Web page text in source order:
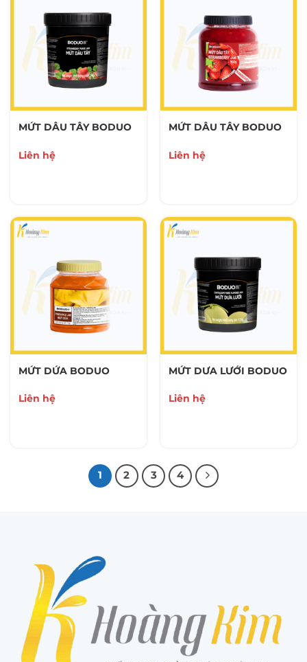
MỨT DÂU TÂY BODUO
Liên hệ
MỨT DÂU TÂY BODUO
Liên hệ
MỨT DỨA BODUO
Liên hệ
MỨT DƯA LƯỚI BODUO
Liên hệ
1 2 3 4